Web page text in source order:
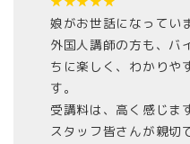
娘がお世話になってい
外国人講師の方も、バ
ちに楽しく、わかりや
す。
受講料は、高く感じま
スタッフ皆さんが親切